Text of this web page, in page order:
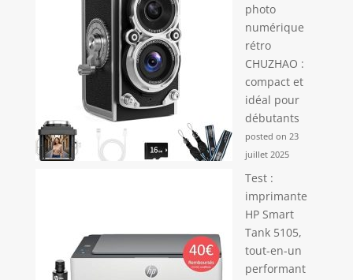
photo
numérique
rétro
CHUZHAO :
compact et
idéal pour
débutants
posted on 23
juillet 2025
Test :
imprimante
HP Smart
Tank 5105,
tout-en-un
performant